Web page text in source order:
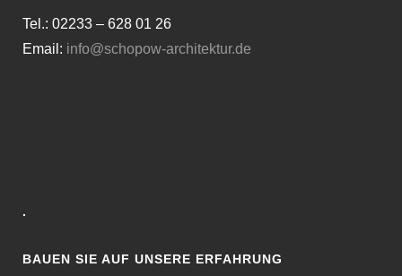
Tel.: 02233 – 628 01 26
Email: info@schopow-architektur.de
·
BAUEN SIE AUF UNSERE ERFAHRUNG